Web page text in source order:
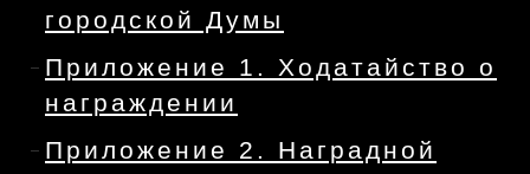
городской Думы
Приложение 1. Ходатайство о
награждении
Приложение 2. Наградной